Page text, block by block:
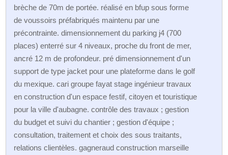
brèche de 70m de portée. réalisé en bfup sous forme
de voussoirs préfabriqués maintenu par une
précontrainte. dimensionnement du parking j4 (700
places) enterré sur 4 niveaux, proche du front de mer,
ancré 12 m de profondeur. pré dimensionnement d'un
support de type jacket pour une plateforme dans le golf
du mexique. cari groupe fayat stage ingénieur travaux
en construction d'un espace festif, citoyen et touristique
pour la ville d'aubagne. contrôle des travaux ; gestion
du budget et suivi du chantier ; gestion d'équipe ;
consultation, traitement et choix des sous traitants,
relations clientèles. gagneraud construction marseille